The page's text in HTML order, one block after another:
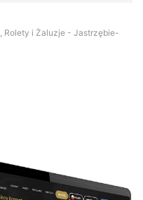
Rolety i Żaluzje - Jastrzębie-